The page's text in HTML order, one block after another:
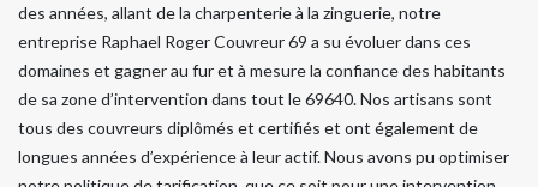
des années, allant de la charpenterie à la zinguerie, notre
entreprise Raphael Roger Couvreur 69 a su évoluer dans ces
domaines et gagner au fur et à mesure la confiance des habitants
de sa zone d’intervention dans tout le 69640. Nos artisans sont
tous des couvreurs diplômés et certifiés et ont également de
longues années d’expérience à leur actif. Nous avons pu optimiser